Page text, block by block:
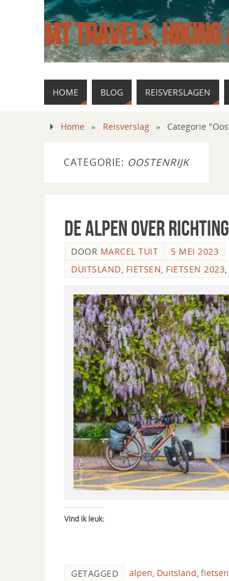
MT TRAVELS, HIKING
HOME BLOG REISVERSLAGEN
Home » Reisverslag » Categorie
CATEGORIE: OOSTENRIJK
De Alpen over
DOOR MARCEL TUIT
5 MEI 2023
DUITSLAND, FIETSEN, FIETSEN 2023,
Vind ik leuk:
GETAGGED alpen, Duitsland,